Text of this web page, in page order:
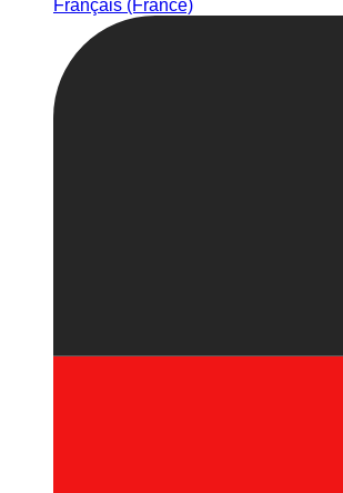
Français (France)